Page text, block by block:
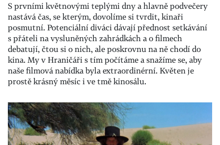
S prvními květnovými teplými dny a hlavně podvečery
nastává čas, se kterým, dovolíme si tvrdit, kinaři
posmutní. Potenciální diváci dávají přednost setkávání
s přáteli na vysluněných zahrádkách a o filmech
debatují, čtou si o nich, ale poskrovnu na ně chodí do
kina. My v Hraničáři s tím počítáme a snažíme se, aby
naše filmová nabídka byla extraordinérní. Květen je
prostě krásný měsíc i ve tmě kinosálu.